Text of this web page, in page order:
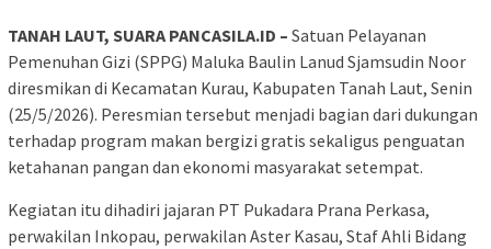
TANAH LAUT, SUARA PANCASILA.ID – Satuan Pelayanan
Pemenuhan Gizi (SPPG) Maluka Baulin Lanud Sjamsudin Noor
diresmikan di Kecamatan Kurau, Kabupaten Tanah Laut, Senin
(25/5/2026). Peresmian tersebut menjadi bagian dari dukungan
terhadap program makan bergizi gratis sekaligus penguatan
ketahanan pangan dan ekonomi masyarakat setempat.
Kegiatan itu dihadiri jajaran PT Pukadara Prana Perkasa,
perwakilan Inkopau, perwakilan Aster Kasau, Staf Ahli Bidang